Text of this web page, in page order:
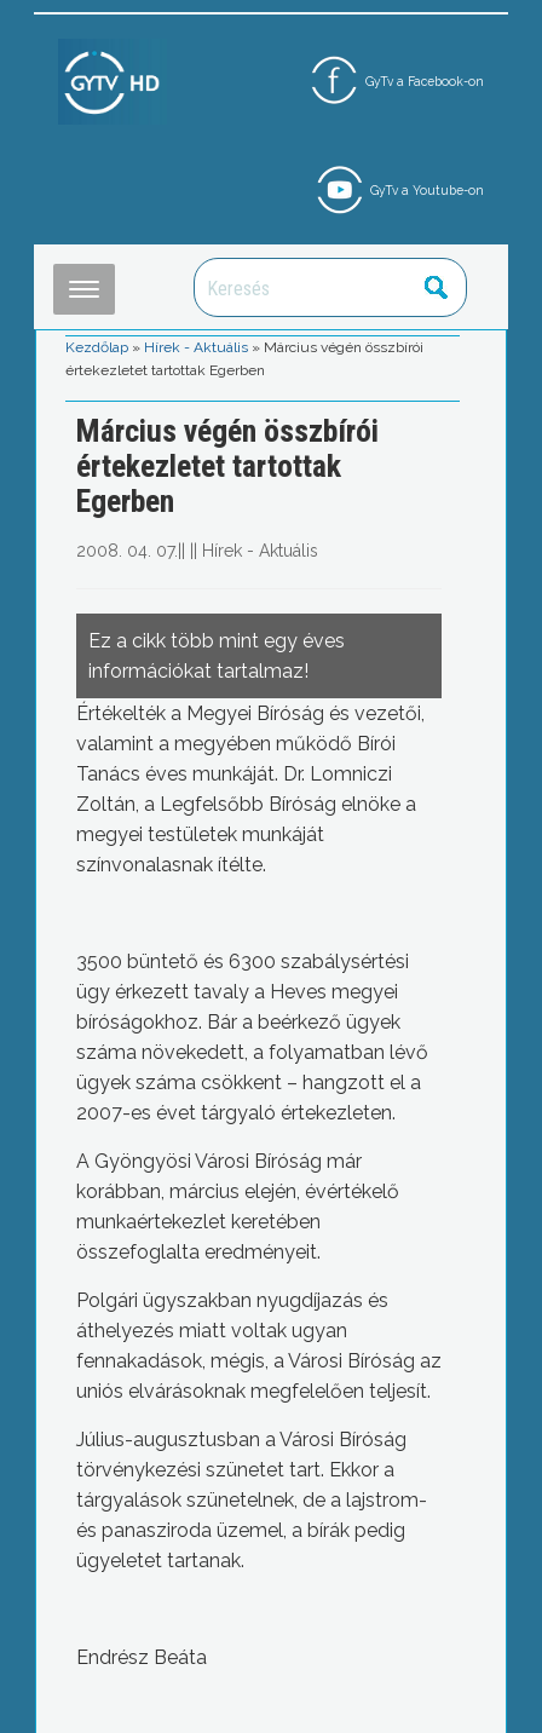
GyTv a Facebook-on
GyTv a Youtube-on
Kezdőlap » Hírek - Aktuális » Március végén összbírói
értekezletet tartottak Egerben
Március végén összbírói
értekezletet tartottak
Egerben
2008. 04. 07. Hírek - Aktuális
Ez a cikk több mint egy éves
információkat tartalmaz!
Értékelték a Megyei Bíróság és vezetői,
valamint a megyében működő Bírói
Tanács éves munkáját. Dr. Lomniczi
Zoltán, a Legfelsőbb Bíróság elnöke a
megyei testületek munkáját
színvonalasnak ítélte.
3500 büntető és 6300 szabálysértési
ügy érkezett tavaly a Heves megyei
bíróságokhoz. Bár a beérkező ügyek
száma növekedett, a folyamatban lévő
ügyek száma csökkent – hangzott el a
2007-es évet tárgyaló értekezleten.
A Gyöngyösi Városi Bíróság már
korábban, március elején, évértékelő
munkaértekezlet keretében
összefoglalta eredményeit.
Polgári ügyszakban nyugdíjazás és
áthelyezés miatt voltak ugyan
fennakadások, mégis, a Városi Bíróság az
uniós elvárásoknak megfelelően teljesít.
Július-augusztusban a Városi Bíróság
törvénykezési szünetet tart. Ekkor a
tárgyalások szünetelnek, de a lajstrom-
és panasziroda üzemel, a bírák pedig
ügyeletet tartanak.
Endrész Beáta